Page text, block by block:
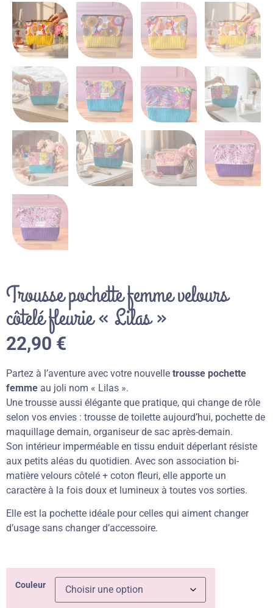
Trousse pochette femme velours
côtelé fleurie « Lilas »
22,90 €
Partez à l’aventure avec votre nouvelle trousse pochette
femme au joli nom « Lilas ».
Une trousse aussi élégante que pratique, qui change de rôle
selon vos envies : trousse de toilette aujourd’hui, pochette de
maquillage demain, organiseur de sac après-demain.
Son intérieur imperméable en tissu enduit déperlant résiste
aux petits aléas du quotidien. Avec son association bi-
matière velours côtelé + coton fleuri, elle apporte un
caractère à la fois doux et lumineux à toutes vos sorties.
Elle est la pochette idéale pour celles qui aiment changer
d’usage sans changer d’accessoire.
Couleur